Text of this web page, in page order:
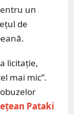
un
de
licitație,
mai mic”.
Pataki